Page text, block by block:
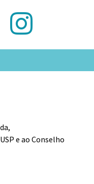
e ao Conselho